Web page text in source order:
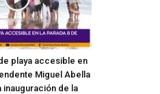
playa accesible en
Miguel Abella
inauguración de la